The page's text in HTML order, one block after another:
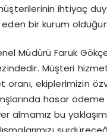
müşterilerinin ihtiyaç
eden bir kurum
Müdürü Faruk
Müşteri
ekiplerimizin
hasar
almamız bu